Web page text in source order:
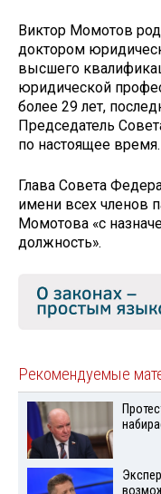
Виктор Момотов
доктором
высшего
юридической
более 29 лет,
Председатель
по настоящее время.
Глава Совета
имени всех членов
Момотова «с
должность».
Рекомендуемые